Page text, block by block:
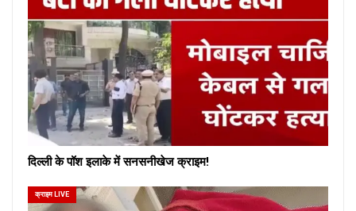
दिल्ली के पॉश इलाके में सनसनीखेज क्राइम!
क्राइम LIVE